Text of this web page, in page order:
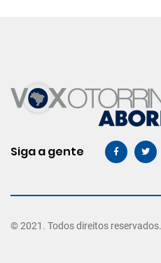
Siga a gente
© 2021. Todos direitos reservados.